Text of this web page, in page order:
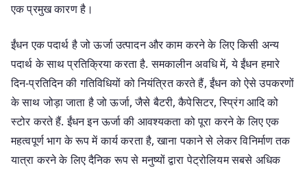
एक प्रमुख कारण है।
ईंधन एक पदार्थ है जो ऊर्जा उत्पादन और काम करने के लिए किसी अन्य
पदार्थ के साथ प्रतिक्रिया करता है. समकालीन अवधि में, ये ईंधन हमारे
दिन-प्रतिदिन की गतिविधियों को नियंत्रित करते हैं, ईंधन को ऐसे उपकरणों
के साथ जोड़ा जाता है जो ऊर्जा, जैसे बैटरी, कैपेसिटर, स्प्रिंग आदि को
स्टोर करते हैं. ईंधन इन ऊर्जा की आवश्यकता को पूरा करने के लिए एक
महत्वपूर्ण भाग के रूप में कार्य करता है, खाना पकाने से लेकर विनिर्माण तक
यात्रा करने के लिए दैनिक रूप से मनुष्यों द्वारा पेट्रोलियम सबसे अधिक